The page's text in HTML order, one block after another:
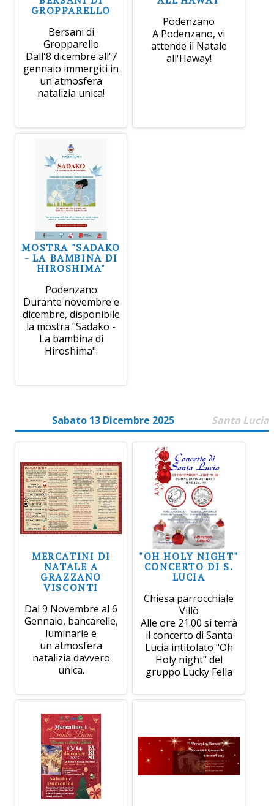
GROPPARELLO
Bersani di
Gropparello
Dall'8 dicembre all'7
gennaio immergiti in
un'atmosfera
natalizia unica!
Podenzano
A Podenzano, vi
attende il Natale
all'Haway!
MOSTRA "SADAKO
- LA BAMBINA DI
HIROSHIMA"
Podenzano
Durante novembre e
dicembre, disponibile
la mostra "Sadako -
La bambina di
Hiroshima".
Sabato 13 Dicembre 2025 Santa Lucia
MERCATINI DI
NATALE A
GRAZZANO
VISCONTI
Dal 9 Novembre al 6
Gennaio, bancarelle,
luminarie e
un'atmosfera
natalizia davvero
unica.
"OH HOLY NIGHT"
CONCERTO DI S.
LUCIA
Chiesa parrocchiale
Villò
Alle ore 21.00 si terrà
il concerto di Santa
Lucia intitolato "Oh
Holy night" del
gruppo Lucky Fella